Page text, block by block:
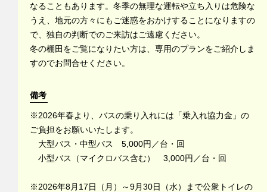
なることもあります。冬季の無理な運転や立ち入りは危険な
うえ、地元の方々にもご迷惑をおかけすることになりますの
で、独自の判断でのご来訪はご遠慮ください。
冬の棚田をご覧になりたい方は、専用のプランをご紹介しま
すのでお問合せください。
備考
※2026年春より、バスの乗り入れには「乗入れ協力金」の
ご負担をお願いいたします。
大型バス・中型バス 5,000円／台・回
小型バス（マイクロバス含む） 3,000円／台・回
※2026年8月17日（月）～9月30日（水）まで公衆トイレの